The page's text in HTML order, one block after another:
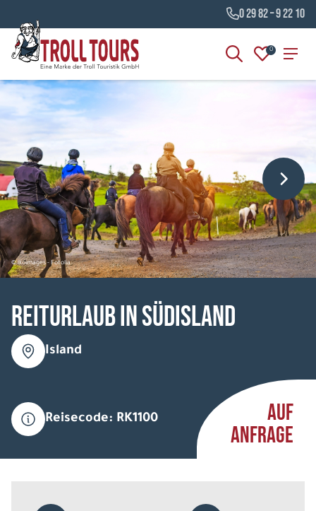
0 29 82 – 9 22 10
0
© lkoimages - Fotolia
Reiturlaub in Südisland
Island
Reisecode: RK1100
AUF
ANFRAGE